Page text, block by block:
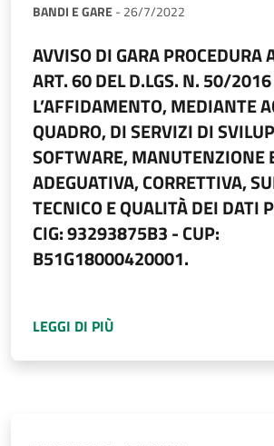
BANDI E GARE- 26/7/2022
AVVISO DI GARA PROCEDURA
ART. 60 DEL D.LGS. N. 50/
L’AFFIDAMENTO, MEDIANTE
QUADRO, DI SERVIZI DI
SOFTWARE, MANUTENZIONE
ADEGUATIVA, CORRETTIVA,
TECNICO E QUALITÀ DEI DATI
CIG: 93293875B3 - CUP:
B51G18000420001.
LEGGI DI PIÙ